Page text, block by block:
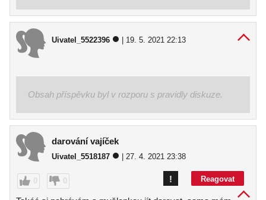
Uivatel_5522396 | 19. 5. 2021 22:13
Obsah příspěvku byl v rozporu s pravidly diskuze.
darování vajíček
Uivatel_5518187 | 27. 4. 2021 23:38
0 0 Reagovat
!